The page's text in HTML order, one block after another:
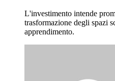
L'investimento intende
trasformazione degli spazi
apprendimento.